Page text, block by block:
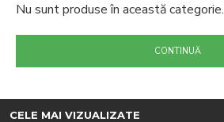
Nu sunt produse în această categorie.
CONTINUĂ
CELE MAI VIZUALIZATE